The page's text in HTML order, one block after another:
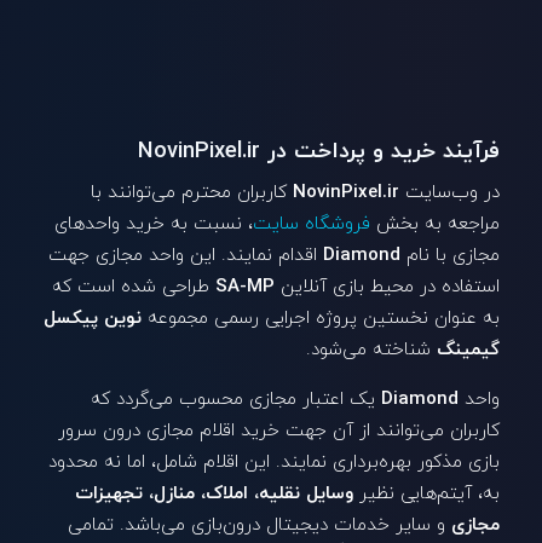
فرآیند خرید و پرداخت در NovinPixel.ir
در وب‌سایت NovinPixel.ir کاربران محترم می‌توانند با
مراجعه به بخش فروشگاه سایت، نسبت به خرید واحدهای
مجازی با نام Diamond اقدام نمایند. این واحد مجازی جهت
استفاده در محیط بازی آنلاین SA-MP طراحی شده است که
به عنوان نخستین پروژه اجرایی رسمی مجموعه نوین پیکسل
گیمینگ شناخته می‌شود.
واحد Diamond یک اعتبار مجازی محسوب می‌گردد که
کاربران می‌توانند از آن جهت خرید اقلام مجازی درون سرور
بازی مذکور بهره‌برداری نمایند. این اقلام شامل، اما نه محدود
به، آیتم‌هایی نظیر وسایل نقلیه، املاک، منازل، تجهیزات
مجازی و سایر خدمات دیجیتال درون‌بازی می‌باشد. تمامی